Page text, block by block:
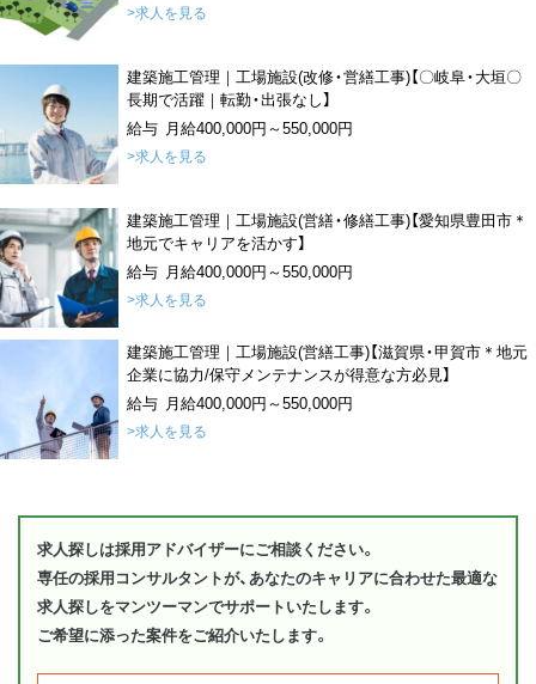
>求人を見る
建築施工管理｜工場施設(改修・営繕工事)【〇岐阜・大垣〇
長期で活躍｜転勤・出張なし】
給与 月給400,000円～550,000円
>求人を見る
建築施工管理｜工場施設(営繕・修繕工事)【愛知県豊田市＊
地元でキャリアを活かす】
給与 月給400,000円～550,000円
>求人を見る
建築施工管理｜工場施設(営繕工事)【滋賀県・甲賀市＊地元
企業に協力/保守メンテナンスが得意な方必見】
給与 月給400,000円～550,000円
>求人を見る
求人探しは採用アドバイザーにご相談ください。
専任の採用コンサルタントが、あなたのキャリアに合わせた最適な
求人探しをマンツーマンでサポートいたします。
ご希望に添った案件をご紹介いたします。